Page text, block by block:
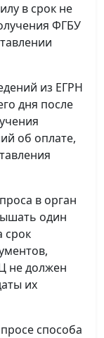
в срок не
ФГБУ
из ЕГРН
дня после
об оплате,
в орган
один
срок
не должен
их
способа